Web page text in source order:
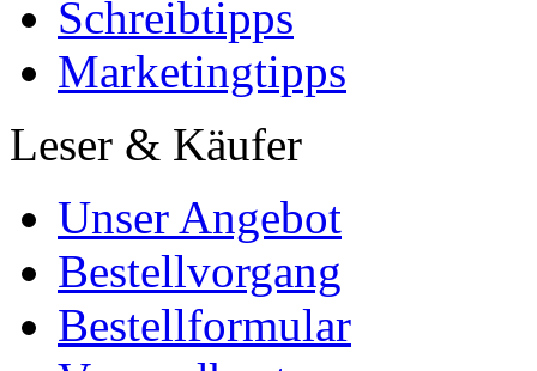
Schreibtipps
Marketingtipps
Leser & Käufer
Unser Angebot
Bestellvorgang
Bestellformular